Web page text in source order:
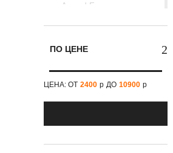
Armed Forces
Brandit
Foersverd
Helikon-Tex
ПО ЦЕНЕ
ЦЕНА: ОТ 2400 р ДО 10900 р